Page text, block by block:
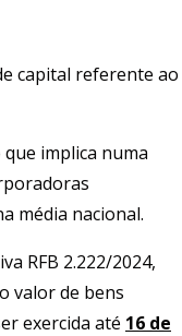
capital referente ao
implica numa
média nacional.
RFB 2.222/2024,
valor de bens
exercida até 16 de